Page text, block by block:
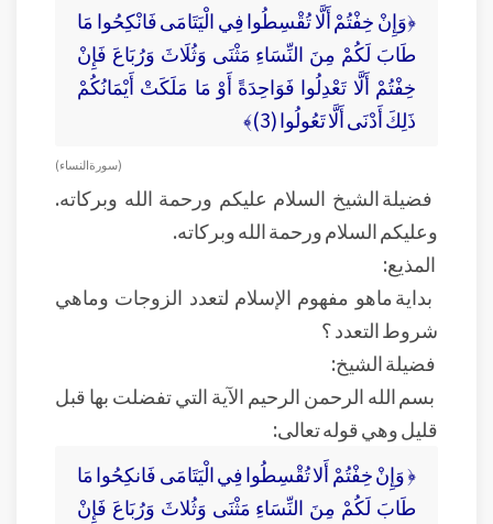
﴿وَإِنْ خِفْتُمْ أَلَّا تُقْسِطُوا فِي الْيَتَامَى فَانْكِحُوا مَا
طَابَ لَكُمْ مِنَ النِّسَاءِ مَثْنَى وَثُلَاثَ وَرُبَاعَ فَإِنْ
خِفْتُمْ أَلَّا تَعْدِلُوا فَوَاحِدَةً أَوْ مَا مَلَكَتْ أَيْمَانُكُمْ
ذَلِكَ أَدْنَى أَلَّا تَعُولُوا (3)﴾
(سورة النساء)
فضيلة الشيخ السلام عليكم ورحمة الله وبركاته.
وعليكم السلام ورحمة الله وبركاته.
المذيع:
بداية ماهو مفهوم الإسلام لتعدد الزوجات وماهي
شروط التعدد ؟
فضيلة الشيخ:
بسم الله الرحمن الرحيم الآية التي تفضلت بها قبل
قليل وهي قوله تعالى:
﴿ وَإِنْ خِفْتُمْ أَلا تُقْسِطُوا فِي الْيَتَامَى فَانكِحُوا مَا
طَابَ لَكُمْ مِنَ النِّسَاءِ مَثْنَى وَثُلاثَ وَرُبَاعَ فَإِنْ